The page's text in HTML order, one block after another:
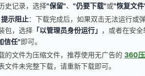
史记录，选择"保留"、 "仍要下载"或"恢复文
示阻止：下载完成后，如果双击无法运行或
包，选择 「以管理员身份运行」 ，或者在安
信任"即可。
的文件为压缩文件，推荐使用无广告的 360
文件未完整下载，请重新下载即可。